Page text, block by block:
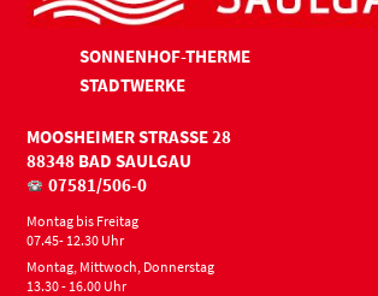
SONNENHOF-THERME
STADTWERKE
MOOSHEIMER STRASSE 28
88348 BAD SAULGAU
07581/506-0
Montag bis Freitag
07.45- 12.30 Uhr
Montag, Mittwoch, Donnerstag
13.30 - 16.00 Uhr